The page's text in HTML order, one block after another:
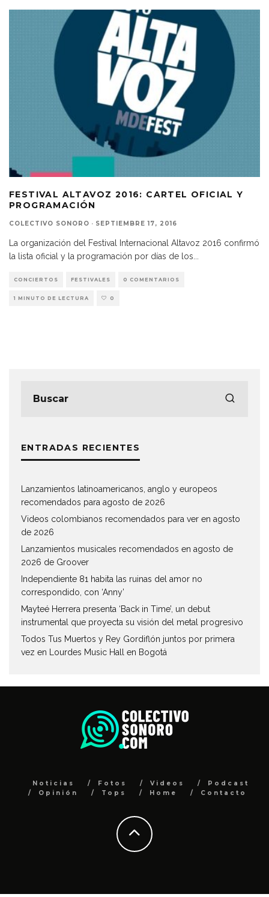
FESTIVAL ALTAVOZ 2016: CARTEL OFICIAL Y
PROGRAMACIÓN
COLECTIVO SONORO · SEPTIEMBRE 17, 2016
La organización del Festival Internacional Altavoz 2016 confirmó
la lista oficial y la programación por días de los
CONCIERTOS FESTIVALES 0 COMENTARIOS
1 MINUTO DE LECTURA 0
ENTRADAS RECIENTES
Lanzamientos latinoamericanos, anglo y europeos
recomendados para agosto de 2026
Videos colombianos recomendados para ver en agosto
de 2026
Lanzamientos musicales recomendados en agosto de
2026 de Groover
Independiente 81 habita las ruinas del amor no
correspondido, con ‘Anny’
Mayteé Herrera presenta ‘Back in Time’, un debut
instrumental que proyecta su visión del metal progresivo
Todos Tus Muertos y Rey Gordiflón juntos por primera
vez en Lourdes Music Hall en Bogotá
Noticias Fotos Videos
Podcast
Opinión
Tops Home Contacto